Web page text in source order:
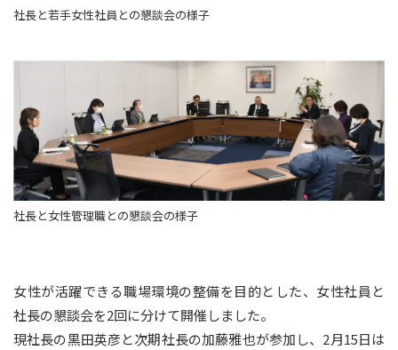
社長と若手女性社員との懇談会の様子
社長と女性管理職との懇談会の様子
女性が活躍できる職場環境の整備を目的とした、女性社員と
社長の懇談会を2回に分けて開催しました。
現社長の黒田英彦と次期社長の加藤雅也が参加し、2月15日は